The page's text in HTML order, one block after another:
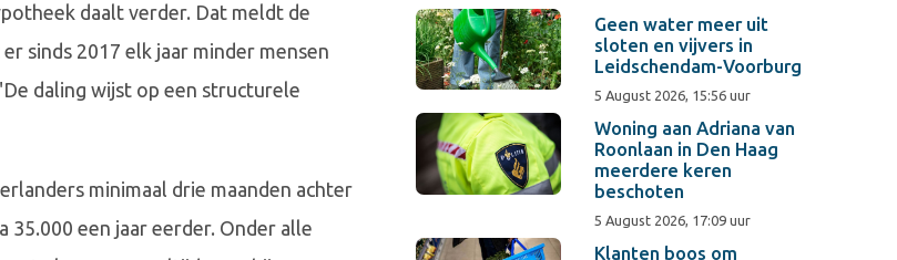
daalt verder. Dat meldt de
sinds 2017 elk jaar minder mensen
daling wijst op een structurele
minimaal drie maanden achter
een jaar eerder. Onder alle
Geen water meer uit
sloten en vijvers in
Leidschendam-Voorburg
5 August 2026, 15:56 uur
Woning aan Adriana van
Roonlaan in Den Haag
meerdere keren
beschoten
5 August 2026, 17:09 uur
Klanten boos om